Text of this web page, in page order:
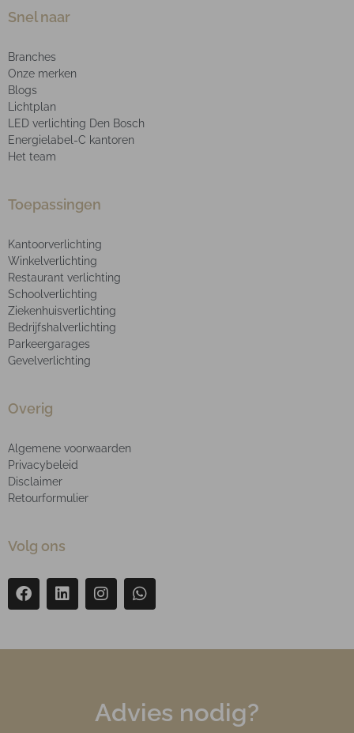
Snel naar
Branches
Onze merken
Blogs
Lichtplan
LED verlichting Den Bosch
Energielabel-C kantoren
Het team
Toepassingen
Kantoorverlichting
Winkelverlichting
Restaurant verlichting
Schoolverlichting
Ziekenhuisverlichting
Bedrijfshalverlichting
Parkeergarages
Gevelverlichting
Overig
Algemene voorwaarden
Privacybeleid
Disclaimer
Retourformulier
Volg ons
Advies nodig?